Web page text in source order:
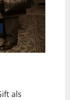
als